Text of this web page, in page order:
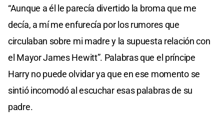
“Aunque a él le parecía divertido la broma que me
decía, a mí me enfurecía por los rumores que
circulaban sobre mi madre y la supuesta relación con
el Mayor James Hewitt”. Palabras que el príncipe
Harry no puede olvidar ya que en ese momento se
sintió incomodó al escuchar esas palabras de su
padre.